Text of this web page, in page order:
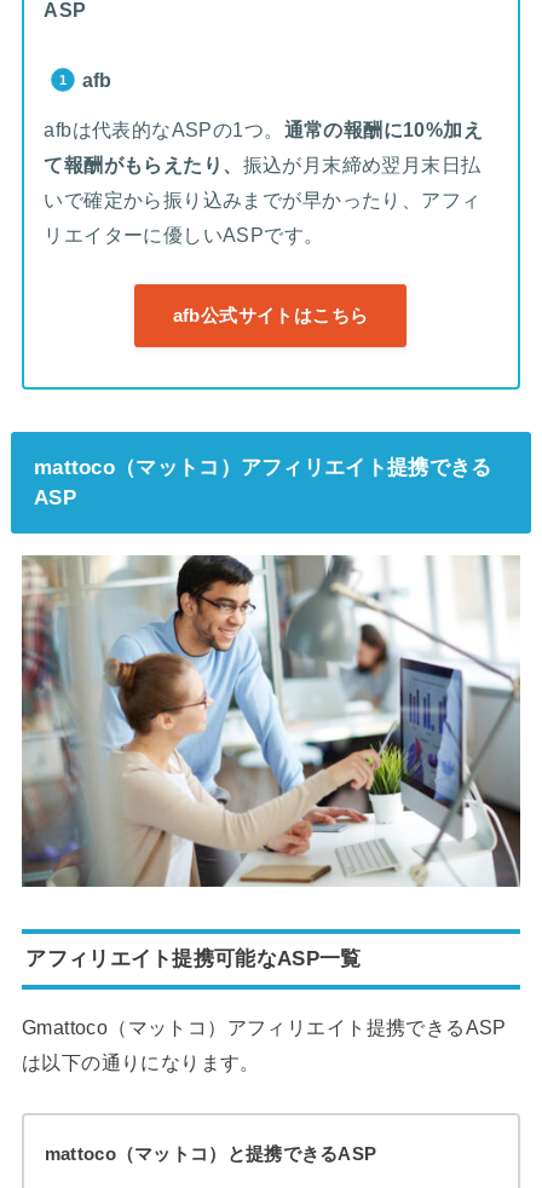
ASP
afb
afbは代表的なASPの1つ。 通常の報酬に10%加え
て報酬がもらえたり、 振込が月末締め翌月末日払
いで確定から振り込みまでが早かったり、アフィ
リエイターに優しいASPです。
afb公式サイトはこちら
mattoco（マットコ）アフィリエイト提携できる
ASP
アフィリエイト提携可能なASP一覧
Gmattoco（マットコ）アフィリエイト提携できるASP
は以下の通りになります。
mattoco（マットコ）と提携できるASP